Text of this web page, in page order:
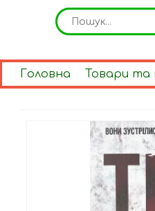
Головна Товари та